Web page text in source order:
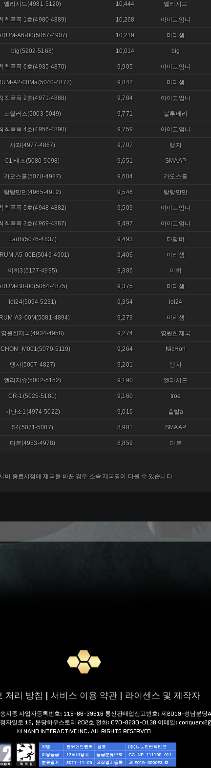
엘리시드(4981-5120) 10,444 엘리시드
칙폭폭 1호(4980-4889) 10,268 아이고엄니
A6-00(5067-4907) 10,219 미리샘
big(5202-5168) 10,014 big
칙폭폭 6호(4935-4870) 9,905 아이고엄니
A2-00Ma(5040-4877) 9,842 미리샘
칙폭폭 2호(4971-4888) 9,784 아이고엄니
노틸러스(5003-5049) 9,771 블루베리
칙폭폭 4호(4956-4890) 9,759 아이고엄니
사과(4977-4867) 9,707 탱자
01.태조(5080-5098) 9,651 SMAAP
카오스홀(5078-4987) 9,604 카오스홀
탕탕만만(4965-4912) 9,546 탕탕만만
칙폭폭 5호(4948-4882) 9,509 아이고엄니
칙폭폭 3호(4969-4887) 9,497 아이고엄니
Earth(5076-4837) 9,493 다덤벼
A5-00E(5049-4901) 9,406 미리샘
이히3(5177-4995) 9,386 이히
B0-00(5064-4875) 9,375 미리샘
lol24(5094-5231) 9,354 lol24
A3-00M(5081-4894) 9,279 미리샘
영원한제국(4934-4958) 9,274 영원한제국
5119) 9,264 NicHon
탱자(5007-4827) 9,201 탱자
엘리지슈(5002-5152) 9,190 엘리시드
CR-1(5025-5181) 9,160 troe
피난소1(4974-5022) 9,016 출발a
S4(5071-5007) 8,981 SMAAP
다르(4953-4978) 8,859 다르
버 종료시점에 제국을 바꾼 경우 소속 제국명이 다를 수 있습니다.
처리 방침 | 서비스 이용 약관 | 라이센스 및 제작자
지종 사업자등록번호: 119-86-39216 통신판매업신고번호: 제2019-성남분당
자일로 15, 분당하우스토리 202호 전화: 070-8230-0138 이메일:
© NANO INTERACTIVE INC. ALL RIGHTS RESERVED